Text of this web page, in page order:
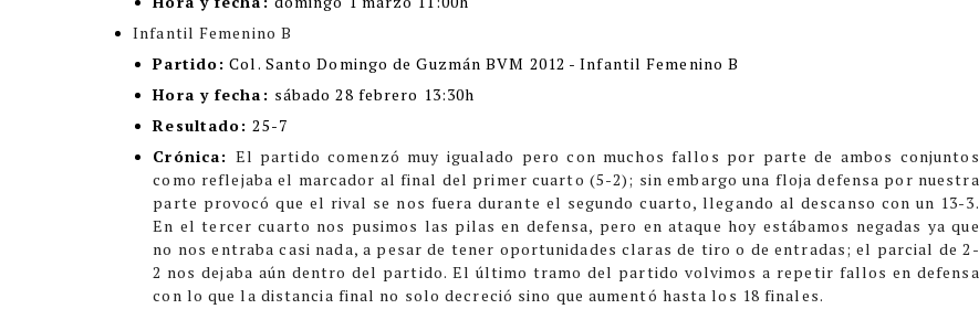
Infantil Femenino B
Partido: Col. Santo Domingo de Guzmán BVM 2012 - Infantil Femenino B
Hora y fecha: sábado 28 febrero 13:30h
Resultado:25-7
Crónica: El partido comenzó muy igualado pero con muchos fallos por parte de ambos conjuntos
como reflejaba el marcador al final del primer cuarto (5-2); sin embargo una floja defensa por nuestra
parte provocó que el rival se nos fuera durante el segundo cuarto, llegando al descanso con un 13-3.
En el tercer cuarto nos pusimos las pilas en defensa, pero en ataque hoy estábamos negadas ya que
no nos entraba casi nada, a pesar de tener oportunidades claras de tiro o de entradas; el parcial de 2-
2 nos dejaba aún dentro del partido. El último tramo del partido volvimos a repetir fallos en defensa
con lo que la distancia final no solo decreció sino que aumentó hasta los 18 finales.